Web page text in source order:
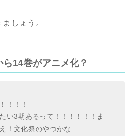
しょう。
14巻がアニメ化？
！！！
い3期あるって！！！！！！ま
！文化祭のやつかな